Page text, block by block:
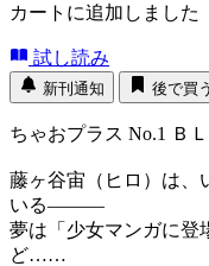
カートに追加しました
試し読み
新刊通知 後で買う
ちゃおプラス No.1 Ｂ
藤ヶ谷宙（ヒロ）は、
いる―――
夢は「少女マンガに登
ど……